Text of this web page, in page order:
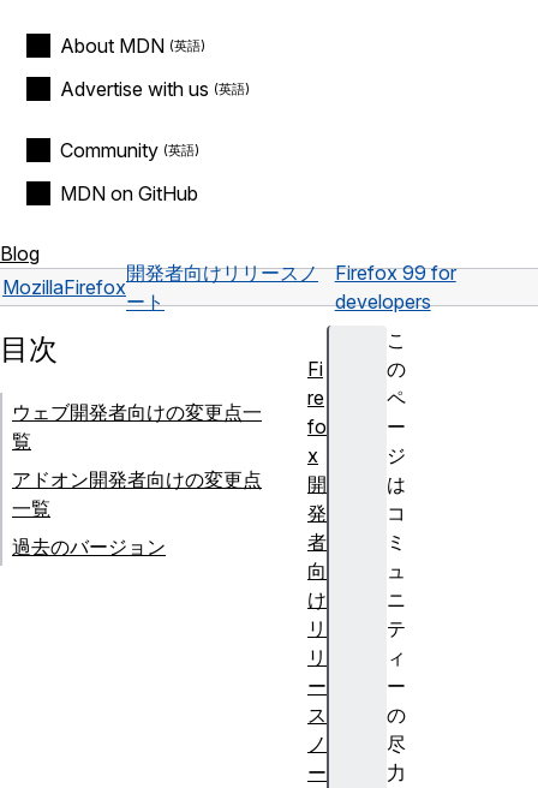
About MDN
Advertise with us
Community
MDN on GitHub
Blog
MozillaFirefox
開発者向けリリースノ
ート
Firefox 99 for
developers
こ
の
ペ
ー
ジ
は
コ
ミ
ュ
ニ
テ
ィ
ー
の
尽
力
目次
ウェブ開発者向けの変更点一
覧
アドオン開発者向けの変更点
一覧
過去のバージョン
Fi
re
fo
x
開
発
者
向
け
リ
リ
ー
ス
ノ
ー